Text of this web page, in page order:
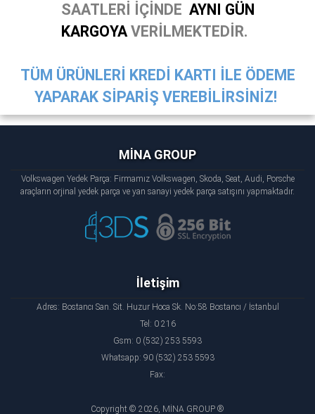
SAATLERİ İÇİNDE AYNI GÜN
KARGOYA VERİLMEKTEDİR.
TÜM ÜRÜNLERİ KREDİ KARTI İLE ÖDEME
YAPARAK SİPARİŞ VEREBİLİRSİNİZ!
MİNA GROUP
Volkswagen Yedek Parça: Firmamız Volkswagen, Skoda, Seat, Audi, Porsche
araçların orjinal yedek parça ve yan sanayi yedek parça satışını yapmaktadır.
İletişim
Adres: Bostancı San. Sit. Huzur Hoca Sk. No:58 Bostancı / İstanbul
Tel: 0 216
Gsm: 0 (532) 253 5593
Whatsapp: 90 (532) 253 5593
Fax:
Copyright © 2026, MİNA GROUP ®